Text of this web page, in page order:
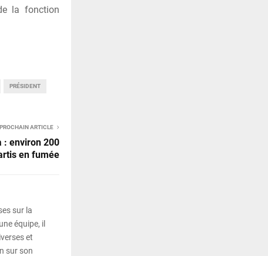
la fonction
PRÉSIDENT
PROCHAIN ARTICLE
: environ 200
en fumée
sur la
équipe, il
et
sur son